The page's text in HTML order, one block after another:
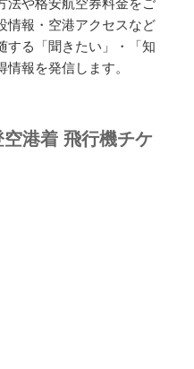
法や格安航空券料金をご
情報・空港アクセスなど
する「聞きたい」・「知
情報を発信します。
港着 飛行機チケ